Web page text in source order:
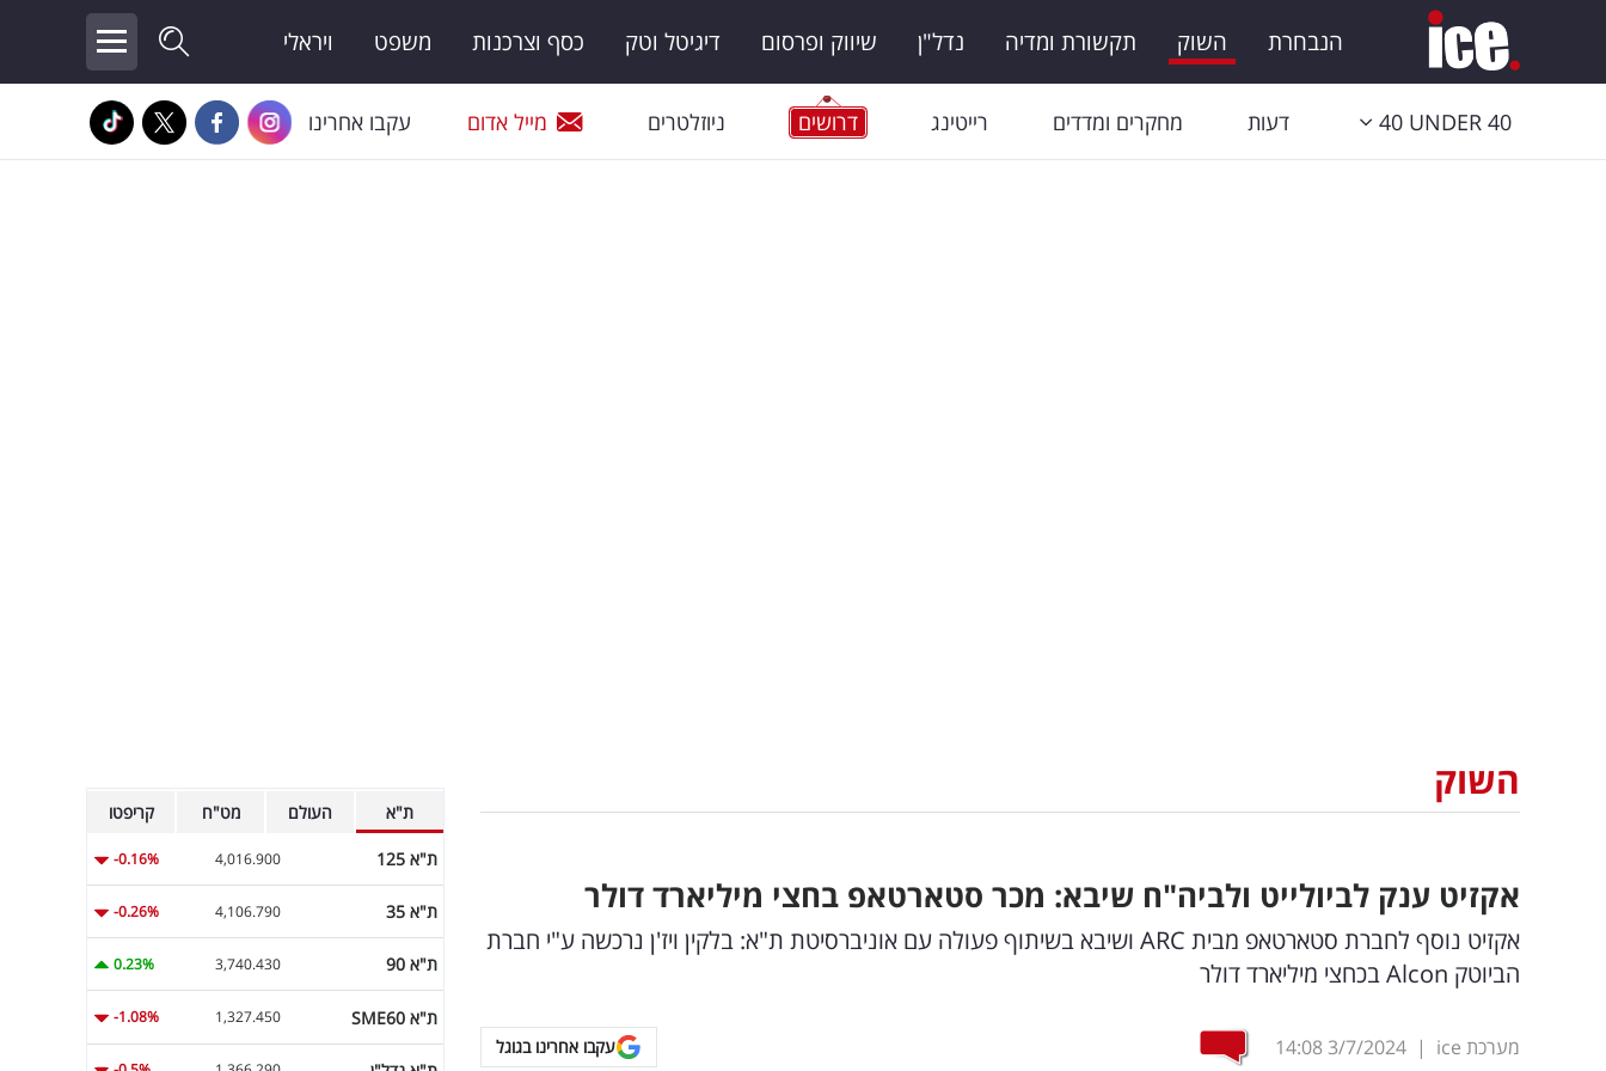
הנבחרת השוק תקשורת ומדיה נדל"ן שיווק ופרסום דיגיטל וטק כסף וצרכנות משפט ויראלי
40 UNDER 40 דעות מחקרים ומדדים רייטינג דרושים ניוזלטרים מייל אדום עקבו אחרינו
השוק
אקזיט ענק לביולייט ולביה"ח שיבא: מכר סטארטאפ בחצי מיליארד דולר
אקזיט נוסף לחברת סטארטאפ מבית ARC ושיבא בשיתוף פעולה עם אוניברסיטת ת"א: בלקין ויז'ן נרכשה ע"י חברת
הביוטק Alcon בכחצי מיליארד דולר
מערכת ice |
3/7/2024
14:08 עקבו אחרינו בגוגל
ת"א העולם מט"ח קריפטו
ת"א 125 4,016.900
-0.16%
ת"א 35 4,106.790
-0.26%
ת"א 90 3,740.430
0.23%
ת"א SME60 1,327.450
-1.08%